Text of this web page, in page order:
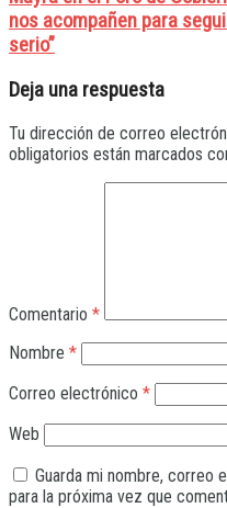
nos acompañen para
serio”
Deja una respuesta
Tu dirección de correo
obligatorios están marcados
Comentario *
Nombre *
Correo electrónico *
Web
Guarda mi nombre, correo
para la próxima vez que